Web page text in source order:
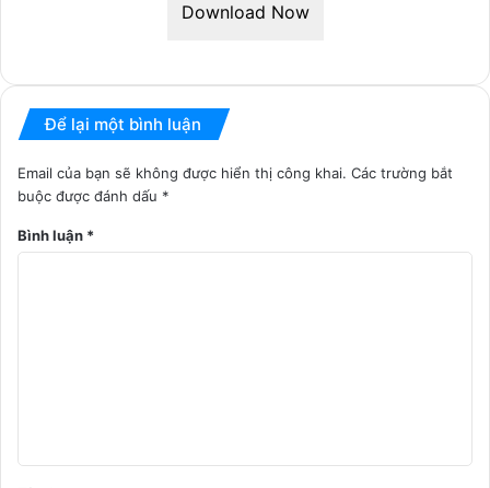
Download Now
Để lại một bình luận
Email của bạn sẽ không được hiển thị công khai. Các trường bắt
buộc được đánh dấu *
Bình luận *